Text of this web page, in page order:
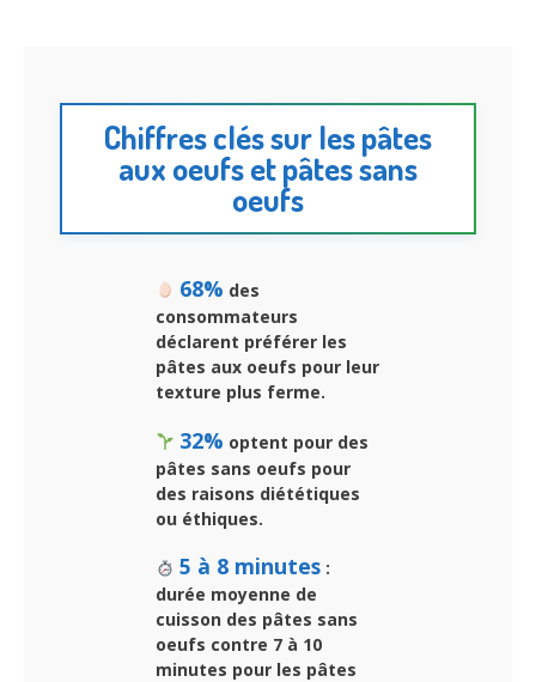
Chiffres clés sur les pâtes
aux oeufs et pâtes sans
oeufs
68% des
consommateurs
déclarent préférer les
pâtes aux oeufs pour leur
texture plus ferme.
32% optent pour des
pâtes sans oeufs pour
des raisons diététiques
ou éthiques.
5 à 8 minutes:
durée moyenne de
cuisson des pâtes sans
oeufs contre 7 à 10
minutes pour les pâtes